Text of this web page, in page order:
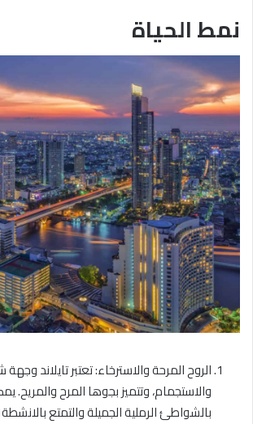
نمط الحياة
الروح المرحة والاسترخاء: تعتبر تايلاند
والاستجمام، وتتميز بجوها المرح والمريح.
بالشواطئ الرملية الجميلة والتمتع